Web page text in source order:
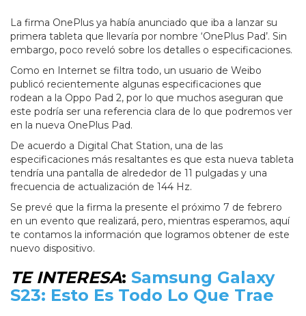
La firma OnePlus ya había anunciado que iba a lanzar su
primera tableta que llevaría por nombre ‘OnePlus Pad’. Sin
embargo, poco reveló sobre los detalles o especificaciones.
Como en Internet se filtra todo, un usuario de Weibo
publicó recientemente algunas especificaciones que
rodean a la Oppo Pad 2, por lo que muchos aseguran que
este podría ser una referencia clara de lo que podremos ver
en la nueva OnePlus Pad.
De acuerdo a Digital Chat Station, una de las
especificaciones más resaltantes es que esta nueva tableta
tendría una pantalla de alrededor de 11 pulgadas y una
frecuencia de actualización de 144 Hz.
Se prevé que la firma la presente el próximo 7 de febrero
en un evento que realizará, pero, mientras esperamos, aquí
te contamos la información que logramos obtener de este
nuevo dispositivo.
TE INTERESA: Samsung Galaxy
S23: Esto Es Todo Lo Que Trae